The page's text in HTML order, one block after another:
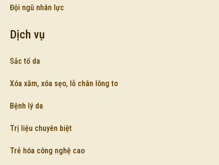
Đội ngũ nhân lực
Dịch vụ
Sắc tố da
Xóa xăm, xóa sẹo, lỗ chân lông to
Bệnh lý da
Trị liệu chuyên biệt
Trẻ hóa công nghệ cao